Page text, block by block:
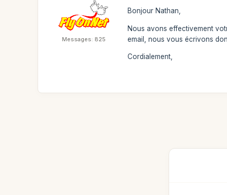
Messages: 825
Bonjour Nathan,
Nous avons effectivement
email, nous vous écrivons
Cordialement,